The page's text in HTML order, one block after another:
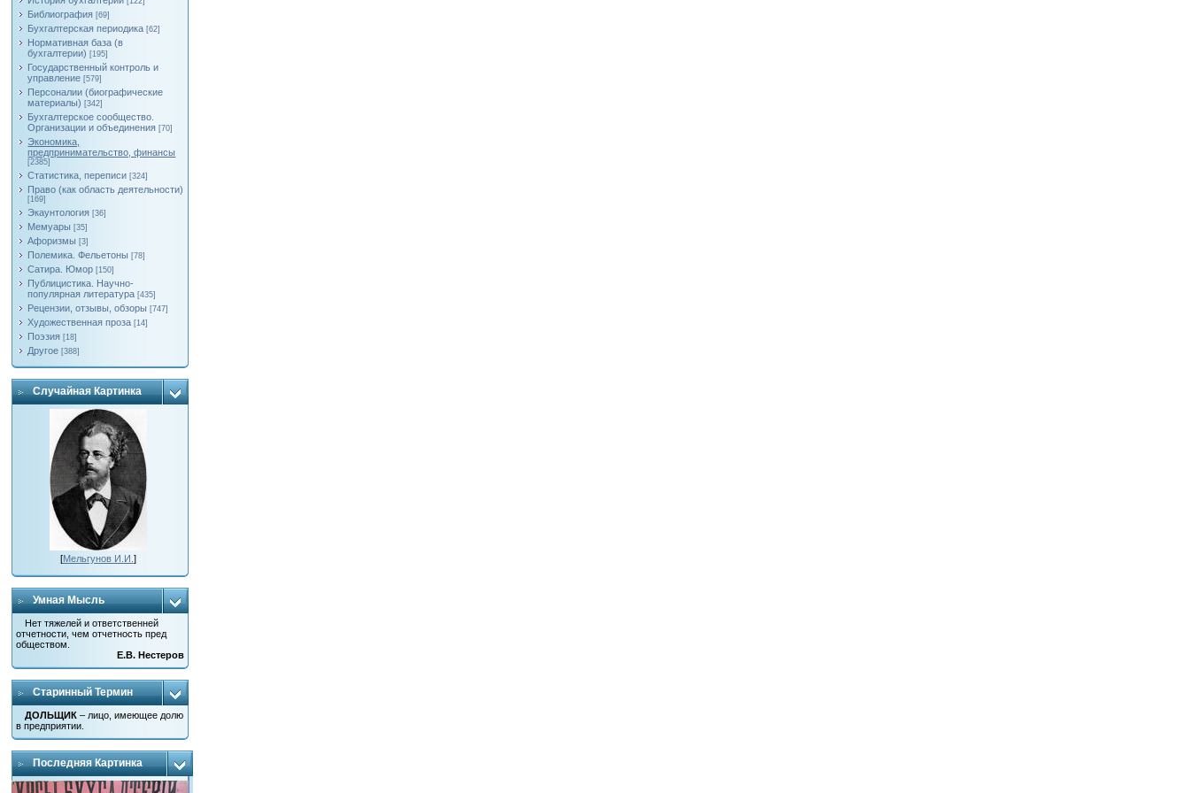
Библиография [69]
Бухгалтерская периодика [62]
Нормативная база (в
бухгалтерии) [195]
Государственный контроль и
управление [579]
Персоналии (биографические
материалы) [342]
Бухгалтерское сообщество.
Организации и объединения [70]
Экономика,
предпринимательство, финансы
[2385]
Статистика, переписи [324]
Право (как область деятельности)
[169]
Экаунтология [36]
Мемуары [35]
Афоризмы [3]
Полемика. Фельетоны [78]
Сатира. Юмор [150]
Публицистика. Научно-
популярная литература [435]
Рецензии, отзывы, обзоры [747]
Художественная проза [14]
Поэзия [18]
Другое [388]
Случайная Картинка
[Мельгунов И.И. ]
Умная Мысль
Нет тяжелей и ответственней
отчетности, чем отчетность пред
обществом.
Е.В. Нестеров
Старинный Термин
ДОЛЬЩИК – лицо, имеющее долю
в предприятии.
Последняя Картинка